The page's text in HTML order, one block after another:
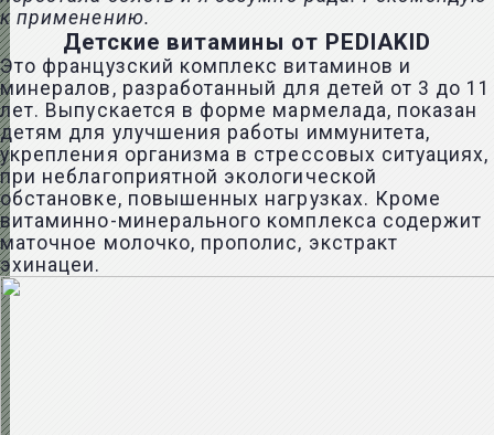
к применению.
Детские витамины от PEDIAKID
Это французский комплекс витаминов и
минералов, разработанный для детей от 3 до 11
лет. Выпускается в форме мармелада, показан
детям для улучшения работы иммунитета,
укрепления организма в стрессовых ситуациях,
при неблагоприятной экологической
обстановке, повышенных нагрузках. Кроме
витаминно-минерального комплекса содержит
маточное молочко, прополис, экстракт
эхинацеи.